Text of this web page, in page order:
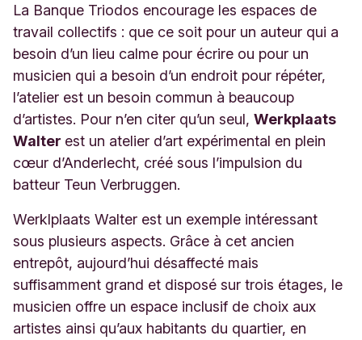
La Banque Triodos encourage les espaces de
travail collectifs : que ce soit pour un auteur qui a
besoin d’un lieu calme pour écrire ou pour un
musicien qui a besoin d’un endroit pour répéter,
l’atelier est un besoin commun à beaucoup
d’artistes. Pour n’en citer qu’un seul, Werkplaats
Walter est un atelier d’art expérimental en plein
cœur d’Anderlecht, créé sous l’impulsion du
batteur Teun Verbruggen.
Werklplaats Walter est un exemple intéressant
sous plusieurs aspects. Grâce à cet ancien
entrepôt, aujourd’hui désaffecté mais
suffisamment grand et disposé sur trois étages, le
musicien offre un espace inclusif de choix aux
artistes ainsi qu’aux habitants du quartier, en